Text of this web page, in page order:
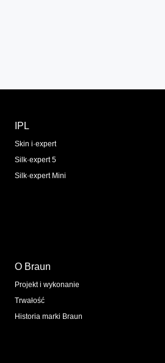
IPL
Skin i·expert
Silk·expert 5
Silk·expert Mini
O Braun
Projekt i wykonanie
Trwałość
Historia marki Braun